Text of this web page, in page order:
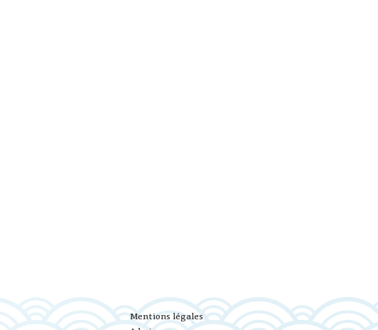
Mentions légales